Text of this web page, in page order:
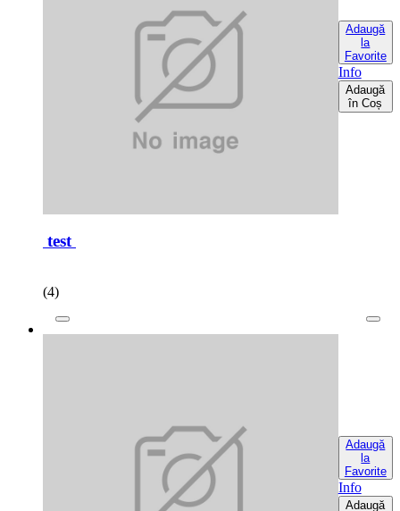
Adaugă
la
Favorite
Info
Adaugă
în Coș
test
(4)
Adaugă
la
Favorite
Info
Adaugă